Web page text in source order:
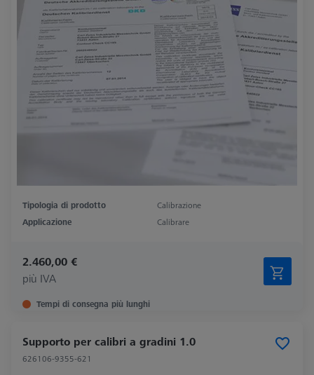
Tipologia di prodotto
Calibrazione
Applicazione
Calibrare
2.460,00 €
più IVA
Tempi di consegna più lunghi
Supporto per calibri a gradini 1.0
626106-9355-621